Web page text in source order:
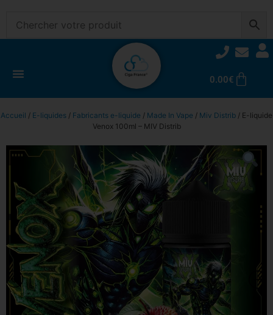
0.00€
Accueil / E-liquides / Fabricants e-liquide / Made In Vape / Miv Distrib / E-liquide
Venox 100ml – MIV Distrib